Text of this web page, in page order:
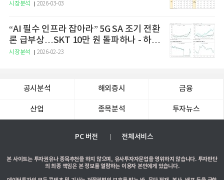
시장분석 2026-03-03
“AI 필수 인프라 잡아라” 5G SA 조기 전환
론 급부상…SKT 10만 원 돌파하나 - 하나
증권
시장분석 2026-02-23
공시분석 해외증시 금융
산업 종목분석 투자뉴스
PC 버전 전체서비스
본 사이트는 투자권유나 종목추천을 하지 않으며, 유사투자자문업을 영위하지 않습니다. 투자판단
의 최종 책임은 본 정보를 열람하는 이용자 본인에게 있습니다.